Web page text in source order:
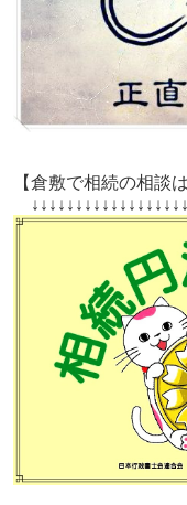
【倉敷で相続の相談